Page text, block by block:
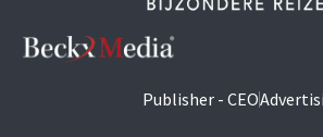
Publisher - CEO